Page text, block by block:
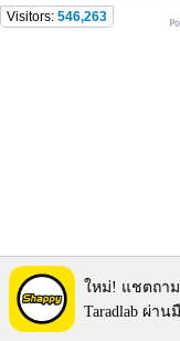
Visitors: 546,263
ใหม่! แชตถา
Taradlab ผ่าน